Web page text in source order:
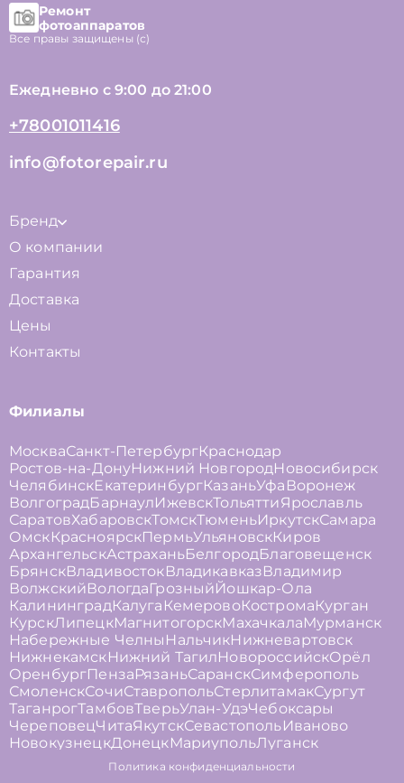
Ремонт
фотоаппаратов
Все правы защищены (с)
Ежедневно с 9:00 до 21:00
+78001011416
info@fotorepair.ru
Бренд
О компании
Гарантия
Доставка
Цены
Контакты
Филиалы
МоскваСанкт-ПетербургКраснодар
Ростов-на-ДонуНижний НовгородНовосибирск
ЧелябинскЕкатеринбургКазаньУфа Воронеж
ВолгоградБарнаулИжевскТольяттиЯрославль
СаратовХабаровскТомскТюменьИркутскСамара
ОмскКрасноярскПермьУльяновскКиров
АрхангельскАстраханьБелгородБлаговещенск
БрянскВладивостокВладикавказВладимир
ВолжскийВологдаГрозныйЙошкар-Ола
КалининградКалуга КемеровоКостромаКурган
КурскЛипецкМагнитогорскМахачкалаМурманск
Набережные Челны НальчикНижневартовск
НижнекамскНижний ТагилНовороссийскОрёл
ОренбургПензаРязаньСаранскСимферополь
СмоленскСочиСтавропольСтерлитамакСургут
ТаганрогТамбовТверьУлан-УдэЧебоксары
ЧереповецЧитаЯкутскСевастопольИваново
НовокузнецкДонецкМариупольЛуганск
Политика конфиденциальности